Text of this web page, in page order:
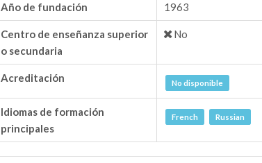
Año de fundación 1963
Centro de enseñanza superior
o secundaria
No
Acreditación No disponible
Idiomas de formación
principales
French Russian